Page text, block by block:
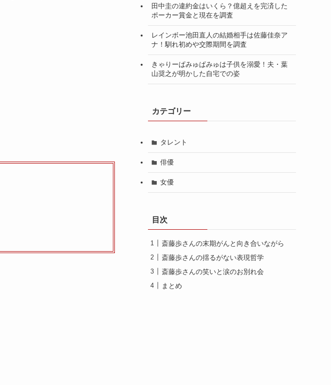
田中圭の違約金はいくら？億超えを完済した
ポーカー賞金と現在を調査
レインボー池田直人の結婚相手は佐藤佳奈ア
ナ！馴れ初めや交際期間を調査
きゃりーぱみゅぱみゅは子供を溺愛！夫・葉
山奨之が明かした自宅での姿
カテゴリー
タレント
俳優
女優
目次
斎藤歩さんの末期がんと向き合いながら
斎藤歩さんの揺るがない表現哲学
斎藤歩さんの笑いと涙のお別れ会
まとめ